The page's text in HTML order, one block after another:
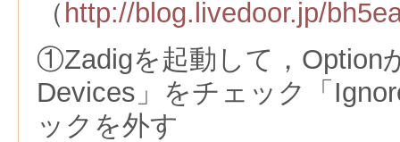
（ http://blog.livedoor.jp/
①Zadigを起動して，Option
Devices」をチェック「
ックを外す